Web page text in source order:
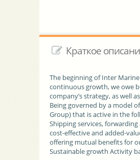
Краткое
The beginning of Inter
continuous growth, we owe
company’s strategy, as well
Being governed by a model
Group) that is active in the
Shipping services,
cost-effective and added-
offering mutual benefits for
Sustainable growth Activity